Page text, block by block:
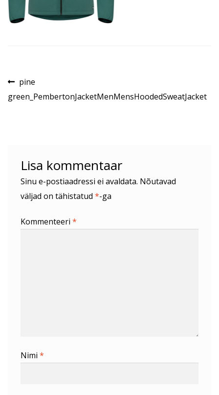
Navigeerimine
Eelmine
postitus:
pine
green_PembertonJacketMenMensHoodedSweatJacket
Lisa kommentaar
Sinu e-postiaadressi ei avaldata. Nõutavad
väljad on tähistatud *-ga
Kommenteeri *
Nimi *